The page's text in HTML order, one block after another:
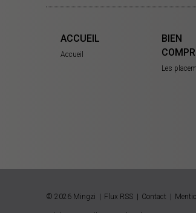
ACCUEIL
Accueil
BIEN
Les
© 2026 Mingzi Flux RSS Contact